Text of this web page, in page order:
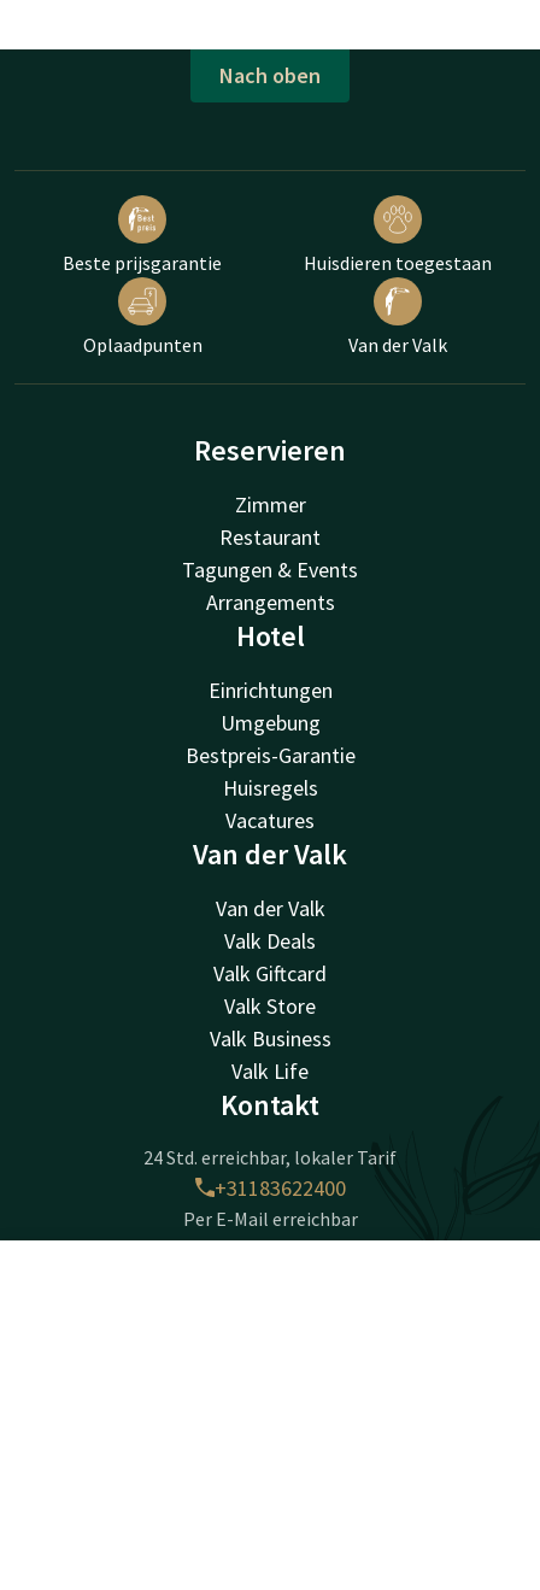
Nach oben
Beste prijsgarantie Huisdieren toegestaan
Oplaadpunten Van der Valk
Reservieren
Zimmer
Restaurant
Tagungen & Events
Arrangements
Hotel
Einrichtungen
Umgebung
Bestpreis-Garantie
Huisregels
Vacatures
Van der Valk
Van der Valk
Valk Deals
Valk Giftcard
Valk Store
Valk Business
Valk Life
Kontakt
24 Std. erreichbar, lokaler Tarif
+31183622400
Per E-Mail erreichbar
info@gorinchema27.valk.com